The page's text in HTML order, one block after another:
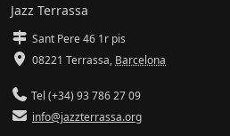
Jazz Terrassa
Sant Pere 46 1r pis
08221 Terrassa, Barcelona
Tel (+34) 93 786 27 09
info@jazzterrassa.org